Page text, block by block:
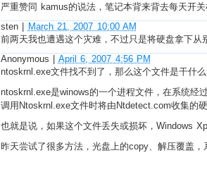
严重赞同 kamus的说法，笔记本背来背去每天开
sten | March 21, 2007 10:00 AM
前两天我也遭遇这个灾难，不过只是将硬盘拿下
Anonymous | April 6, 2007 4:56 PM
ntoskrnl.exe文件找不到了，那么这个文件是干什
ntoskrnl.exe是winows的一个进程文件，在系统经
调用Ntoskrnl.exe文件时将由Ntdetect.com收集的
也就是说，如果这个文件丢失或损坏，Windows
昨天尝试了很多方法，光盘上的copy、解压覆盖